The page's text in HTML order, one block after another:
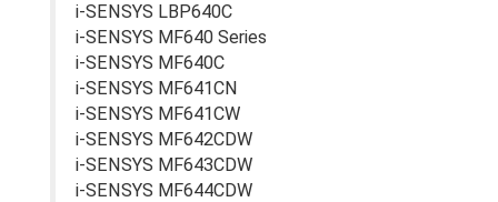
i-SENSYS LBP640C
i-SENSYS MF640 Series
i-SENSYS MF640C
i-SENSYS MF641CN
i-SENSYS MF641CW
i-SENSYS MF642CDW
i-SENSYS MF643CDW
i-SENSYS MF644CDW